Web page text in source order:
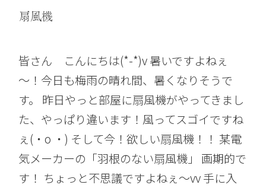
扇風機
皆さん こんにちは(*-*)v 暑いですよねぇ
～！今日も梅雨の晴れ間、暑くなりそうで
す。 昨日やっと部屋に扇風機がやってきまし
た、やっぱり違います！風ってスゴイですね
ぇ(・o ・) そして今！欲しい扇風機！！ 某電
気メーカーの「羽根のない扇風機」 画期的で
す！ ちょっと不思議ですよねぇ～vv 手に入